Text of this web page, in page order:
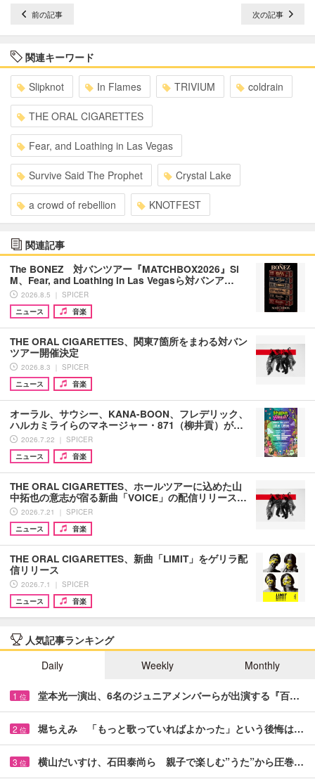
前の記事 次の記事
関連キーワード
Slipknot In Flames TRIVIUM coldrain
THE ORAL CIGARETTES
Fear, and Loathing in Las Vegas
Survive Said The Prophet Crystal Lake
a crowd of rebellion KNOTFEST
関連記事
The BONEZ 対バンツアー『MATCHBOX2026』Si
M、Fear, and Loathing in Las Vegasら対バンア…
2026.8.5 ｜ SPICER
ニュース
音楽
THE ORAL CIGARETTES、関東7箇所をまわる対バン
ツアー開催決定
2026.8.3 ｜ SPICER
ニュース
音楽
オーラル、サウシー、KANA-BOON、フレデリック、
ハルカミライらのマネージャー・871（柳井貢）が…
2026.7.22 ｜ SPICER
ニュース
音楽
THE ORAL CIGARETTES、ホールツアーに込めた山
中拓也の意志が宿る新曲「VOICE」の配信リリース…
2026.7.21 ｜ SPICER
ニュース
音楽
THE ORAL CIGARETTES、新曲「LIMIT」をゲリラ配
信リリース
2026.7.1 ｜ SPICER
ニュース
音楽
人気記事ランキング
Daily
Weekly Monthly
1 位 堂本光一演出、6名のジュニアメンバーらが出演する『百…
2 位 堀ちえみ 「もっと歌っていればよかった」という後悔は…
3 位 横山だいすけ、石田泰尚ら 親子で楽しむ”うた”から圧巻…